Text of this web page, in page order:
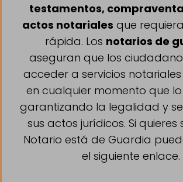
testamentos,
actos notariales que
rápida. Los notarios de
aseguran que los
acceder a servicios notariales
en cualquier momento que lo
garantizando la legalidad y
sus actos jurídicos. Si
Notario está de Guardia
el siguiente enlace.